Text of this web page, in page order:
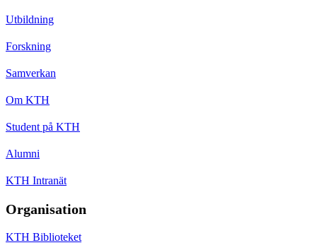
Utbildning
Forskning
Samverkan
Om KTH
Student på KTH
Alumni
KTH Intranät
Organisation
KTH Biblioteket